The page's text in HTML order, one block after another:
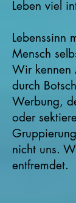
Leben viel
Lebenssinn
Mensch
Wir kennen
durch
Werbung,
oder
nicht uns.
entfremdet.